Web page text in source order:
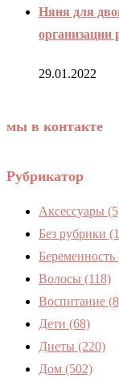
Няня для
организации
29.01.2022
мы в контакте
Рубрикатор
Аксессуары
Без рубрики
Беременность
Волосы (118)
Воспитание
Дети (68)
Диеты (220)
Дом (502)